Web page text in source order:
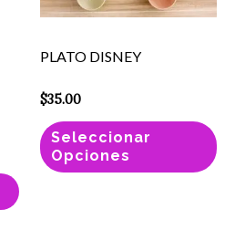
PLATO DISNEY
$35.00
Seleccionar
Opciones
la